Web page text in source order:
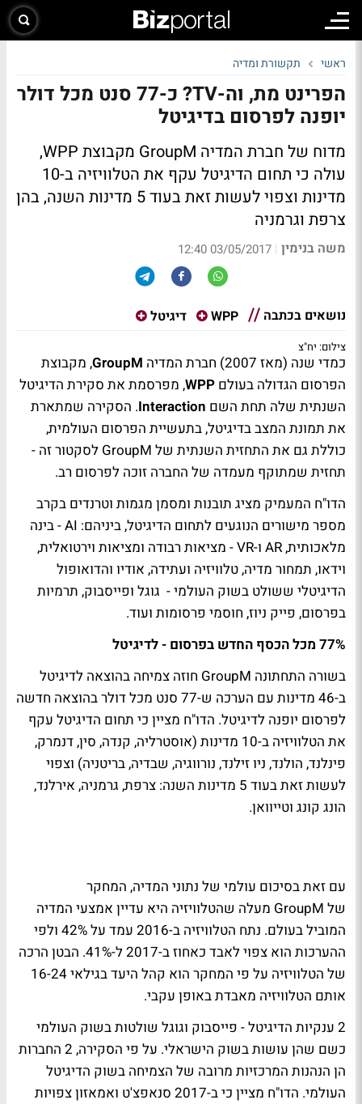
ראשי תקשורת ומדיה
הפרינט מת, וה-TV? כ-77 סנט מכל דולר
יופנה לפרסום בדיגיטל
מדוח של חברת המדיה GroupM מקבוצת WPP,
עולה כי תחום הדיגיטל עקף את הטלוויזיה ב-10
מדינות וצפוי לעשות זאת בעוד 5 מדינות השנה, בהן
צרפת וגרמניה
משה בנימין |
03/05/2017 12:40
נושאים בכתבה WPP דיגיטל
צילום: יח"צ
כמדי שנה (מאז 2007) חברת המדיה
, מקבוצת
הפרסום הגדולה בעולם
, מפרסמת את סקירת הדיגיטל
השנתית שלה תחת השם Interaction. הסקירה שמתארת
את תמונת המצב בדיגיטל, בתעשיית הפרסום העולמית,
כוללת גם את התחזית השנתית של GroupM לסקטור זה -
תחזית שמתוקף מעמדה של החברה זוכה לפרסום רב.
הדו"ח המעמיק מציג תובנות ומסמן מגמות וטרנדים בקרב
מספר מישורים הנוגעים לתחום הדיגיטל, ביניהם: AI - בינה
מלאכותית, AR ו-VR - מציאות רבודה ומציאות וירטואלית,
וידאו, תמחור מדיה, טלוויזיה ועתידה, אודיו והדואופול
הדיגיטלי ששולט בשוק העולמי - גוגל ופייסבוק, תרמיות
בפרסום, פייק ניוז, חוסמי פרסומות ועוד.
77% מכל הכסף החדש בפרסום - לדיגיטל
בשורה התחתונה GroupM חוזה צמיחה בהוצאה לדיגיטל
ב-46 מדינות עם הערכה ש-77 סנט מכל דולר בהוצאה חדשה
לפרסום יופנה לדיגיטל. הדו"ח מציין כי תחום הדיגיטל עקף
את הטלוויזיה ב-10 מדינות (אוסטרליה, קנדה, סין, דנמרק,
פינלנד, הולנד, ניו זילנד, נורווגיה, שבדיה, בריטניה) וצפוי
לעשות זאת בעוד 5 מדינות השנה: צרפת, גרמניה, אירלנד,
הונג קונג וטייוואן.
עם זאת בסיכום עולמי של נתוני המדיה, המחקר
של GroupM מעלה שהטלוויזיה היא עדיין אמצעי המדיה
המוביל בעולם. נתח הטלוויזיה ב-2016 עמד על 42% ולפי
ההערכות הוא צפוי לאבד כאחוז ב-2017 ל-41%. הבטן הרכה
של הטלוויזיה על פי המחקר הוא קהל היעד בגילאי 16-24
אותם הטלוויזיה מאבדת באופן עקבי.
2 ענקיות הדיגיטל - פייסבוק וגוגל שולטות בשוק העולמי
כשם שהן עושות בשוק הישראלי. על פי הסקירה, 2 החברות
הן הנהנות המרכזיות מרובה של הצמיחה בשוק הדיגיטל
העולמי. הדו"ח מציין כי ב-2017 סנאפצ'ט ואמאזון צפויות